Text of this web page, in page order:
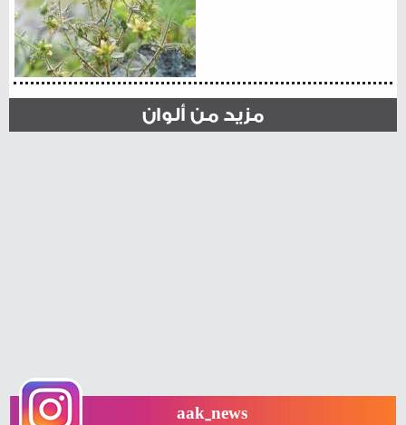
مزيد من ألوان
aak_news